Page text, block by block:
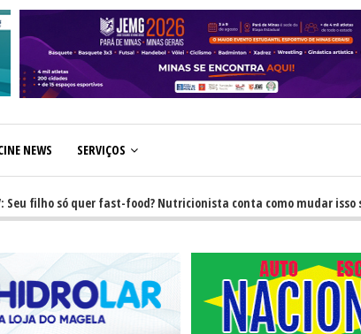
NEWS SERVIÇOS
filho só quer fast-food? Nutricionista conta como mudar isso sem